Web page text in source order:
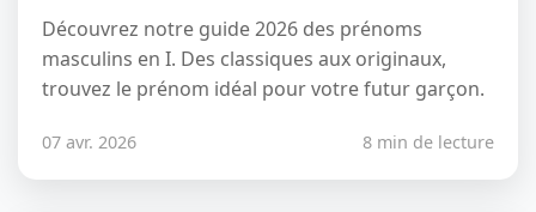
Découvrez notre guide 2026 des prénoms
masculins en I. Des classiques aux originaux,
trouvez le prénom idéal pour votre futur garçon.
07 avr. 2026 8 min de lecture